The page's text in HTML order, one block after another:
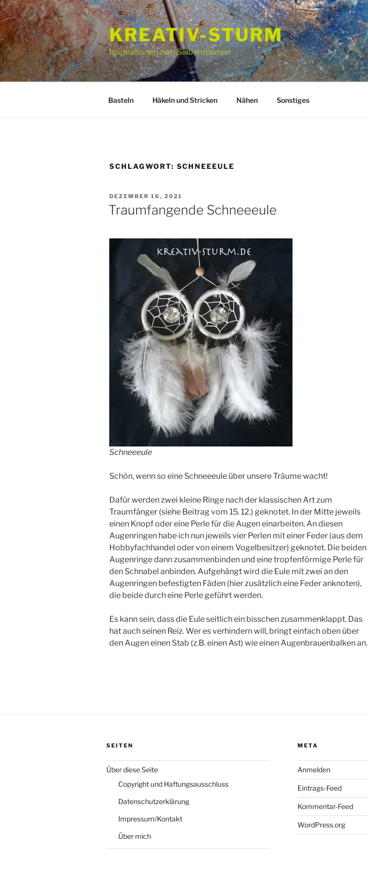
Zum
Inhalt
springen
KREATIV-STURM
Inspirationen zum Selbermachen
Basteln Häkeln und Stricken Nähen Sonstiges
SCHLAGWORT: SCHNEEEULE
VERÖFFENTLICHT
AM
DEZEMBER 16, 2021
Traumfangende Schneeeule
Schneeeule
Schön, wenn so eine Schneeeule über unsere Träume wacht!
Dafür werden zwei kleine Ringe nach der klassischen Art zum
Traumfänger (siehe Beitrag vom 15. 12.) geknotet. In der Mitte jeweils
einen Knopf oder eine Perle für die Augen einarbeiten. An diesen
Augenringen habe ich nun jeweils vier Perlen mit einer Feder (aus dem
Hobbyfachhandel oder von einem Vogelbesitzer) geknotet. Die beiden
Augenringe dann zusammenbinden und eine tropfenförmige Perle für
den Schnabel anbinden. Aufgehängt wird die Eule mit zwei an den
Augenringen befestigten Fäden (hier zusätzlich eine Feder anknoten),
die beide durch eine Perle geführt werden.
Es kann sein, dass die Eule seitlich ein bisschen zusammenklappt. Das
hat auch seinen Reiz. Wer es verhindern will, bringt einfach oben über
den Augen einen Stab (z.B. einen Ast) wie einen Augenbrauenbalken an.
SEITEN
Über diese Seite
Copyright und Haftungsausschluss
Datenschutzerklärung
Impressum/Kontakt
Über mich
META
Anmelden
Eintrags-Feed
Kommentar-Feed
WordPress.org